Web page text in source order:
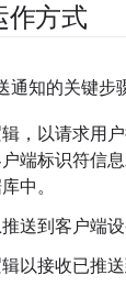
作方式
通知的关键步
，以请求用
端标识符信
中。
送到客户端设
以接收已推